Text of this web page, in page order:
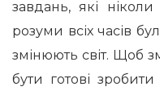
завдань, які
розуми всіх часів
змінюють світ. Щоб
бути готові